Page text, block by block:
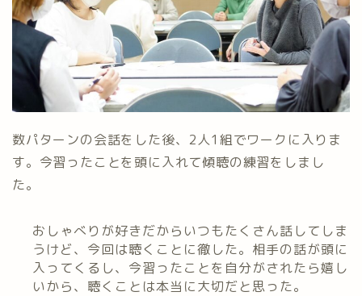
数パターンの会話をした後、2人1組でワークに入りま
す。今習ったことを頭に入れて傾聴の練習をしまし
た。
おしゃべりが好きだからいつもたくさん話してしま
うけど、今回は聴くことに徹した。相手の話が頭に
入ってくるし、今習ったことを自分がされたら嬉し
いから、聴くことは本当に大切だと思った。